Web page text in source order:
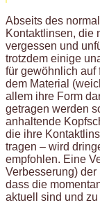
Abseits des
Kontaktlinsen, die
vergessen und
trotzdem einige
für gewöhnlich auf
dem Material
allem ihre Form
getragen werden
anhaltende
die ihre
tragen – wird
empfohlen. Eine
Verbesserung) der
dass die
aktuell sind und